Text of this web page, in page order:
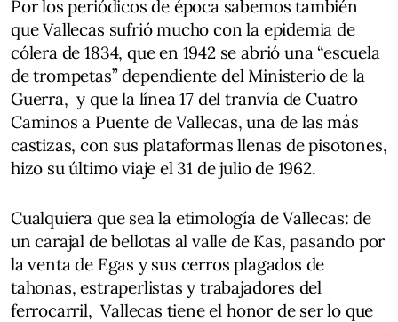
Por los periódicos de época sabemos también
que Vallecas sufrió mucho con la epidemia de
cólera de 1834, que en 1942 se abrió una “escuela
de trompetas” dependiente del Ministerio de la
Guerra, y que la línea 17 del tranvía de Cuatro
Caminos a Puente de Vallecas, una de las más
castizas, con sus plataformas llenas de pisotones,
hizo su último viaje el 31 de julio de 1962.
Cualquiera que sea la etimología de Vallecas: de
un carajal de bellotas al valle de Kas, pasando por
la venta de Egas y sus cerros plagados de
tahonas, estraperlistas y trabajadores del
ferrocarril, Vallecas tiene el honor de ser lo que